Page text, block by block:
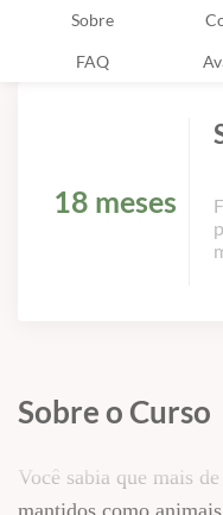
Sobre
FAQ
18 meses
Sobre o Curso
Você sabia que mais
mantidos como